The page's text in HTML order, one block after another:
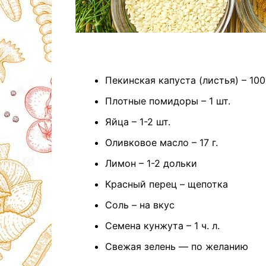
Пекинская капуста (листья) – 100
Плотные помидоры – 1 шт.
Яйца – 1-2 шт.
Оливковое масло – 17 г.
Лимон – 1-2 дольки
Красный перец – щепотка
Соль – на вкус
Семена кунжута – 1 ч. л.
Свежая зелень — по желанию